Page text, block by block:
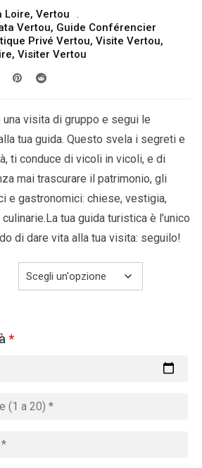
prezzo:
da
309.00€
a
Loire, Vertou
Vertou, Guide Conférencier
Privé Vertou, Visite Vertou,
, Visiter Vertou
visita di gruppo e segui le
tua guida. Questo svela i segreti e
ti conduce di vicoli in vicoli, e di
mai trascurare il patrimonio, gli
e gastronomici: chiese, vestigia,
tua guida turistica è l’unico
di dare vita alla tua visita: seguilo!
*